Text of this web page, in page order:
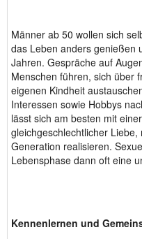
Männer ab 50 wollen sich
das Leben anders genießen
Jahren. Gespräche auf
Menschen führen, sich über
eigenen Kindheit
Interessen sowie Hobbys
lässt sich am besten mit
gleichgeschlechtlicher
Generation realisieren.
Lebensphase dann oft eine
Kennenlernen und